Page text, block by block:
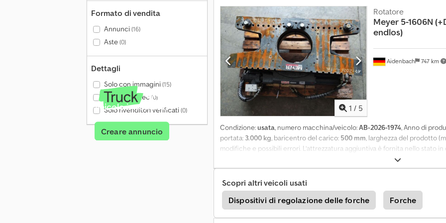
Formato di vendita
Annunci(16)
Aste(0)
Dettagli
Solo con immagini(15)
Solo con video (0)
Solo rivenditori verificati(0)
Veicolo in vendita?
Creare annuncio
v
I
n
f
o
r
a
t
i
o
1 / 5
Aidenbach 747 km
Rotatore
Meyer 5-1606N
endlos)
Condizione:usata, numero macchina/veicolo:AB-2026-1974, Anno di
portata: 3.000 kg, baricentro del carico: 500 mm, larghezza del prodotto
modifiche e possibili errori. L’attrezzatura aggiuntiva è fornita nello stato in
Scopri altri veicoli usati
Dispositivi di regolazione delle forche
Forche